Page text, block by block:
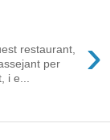
›
restaurant,
per
i e...